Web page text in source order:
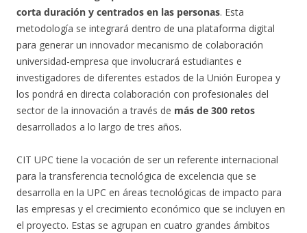
corta duración y centrados en las personas. Esta
metodología se integrará dentro de una plataforma digital
para generar un innovador mecanismo de colaboración
universidad-empresa que involucrará estudiantes e
investigadores de diferentes estados de la Unión Europea y
los pondrá en directa colaboración con profesionales del
sector de la innovación a través de más de 300 retos
desarrollados a lo largo de tres años.
CIT UPC tiene la vocación de ser un referente internacional
para la transferencia tecnológica de excelencia que se
desarrolla en la UPC en áreas tecnológicas de impacto para
las empresas y el crecimiento económico que se incluyen en
el proyecto. Estas se agrupan en cuatro grandes ámbitos